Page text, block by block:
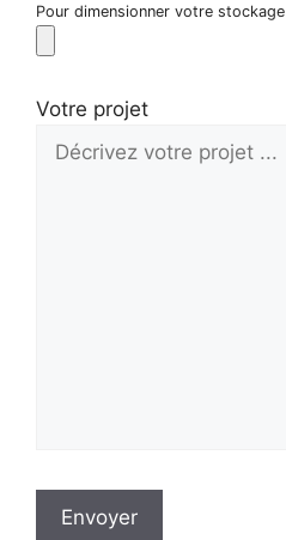
Pour dimensionner votre stockage
Votre projet